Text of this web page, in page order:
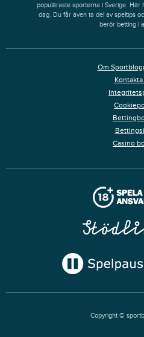
populäraste sporterna i Sverige. Här
dag. Du får även ta del av speltips
berör betting i
Om
Casino
Copyright ©